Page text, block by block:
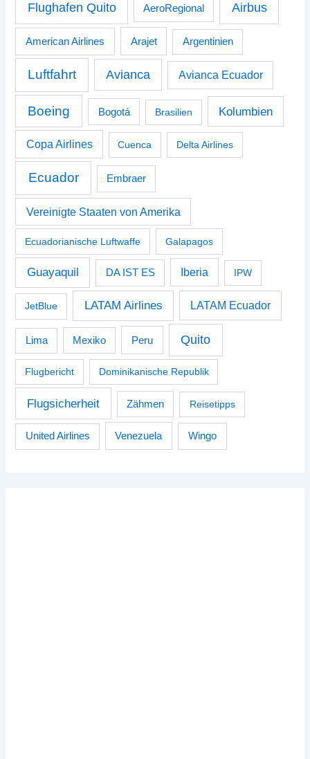
Flughafen Quito AeroRegional Airbus
American Airlines Arajet Argentinien
Luftfahrt Avianca Avianca Ecuador
Boeing Bogotá Brasilien Kolumbien
Copa Airlines Cuenca Delta Airlines
Ecuador Embraer
Vereinigte Staaten von Amerika
Ecuadorianische Luftwaffe Galapagos
Guayaquil DA IST ES Iberia IPW
JetBlue LATAM Airlines LATAM Ecuador
Lima Mexiko Peru Quito
Flugbericht Dominikanische Republik
Flugsicherheit Zähmen Reisetipps
United Airlines Venezuela Wingo